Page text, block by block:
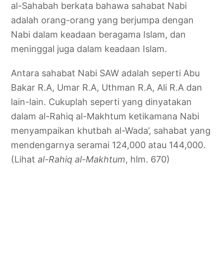
al-Sahabah berkata bahawa sahabat Nabi
adalah orang-orang yang berjumpa dengan
Nabi dalam keadaan beragama Islam, dan
meninggal juga dalam keadaan Islam.
Antara sahabat Nabi SAW adalah seperti Abu
Bakar R.A, Umar R.A, Uthman R.A, Ali R.A dan
lain-lain. Cukuplah seperti yang dinyatakan
dalam al-Rahiq al-Makhtum ketikamana Nabi
menyampaikan khutbah al-Wada’, sahabat yang
mendengarnya seramai 124,000 atau 144,000.
(Lihatal-Rahiq al-Makhtum, hlm. 670)